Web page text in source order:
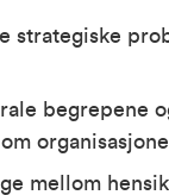
strategiske
begrepene
mellom